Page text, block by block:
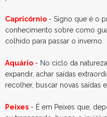
Capricórnio - Signo que é o
conhecimento sobre como
colhido para passar o inverno.
Aquário - No ciclo da
expandir, achar saídas
recolher, buscar novas saídas
Peixes - É em Peixes que,